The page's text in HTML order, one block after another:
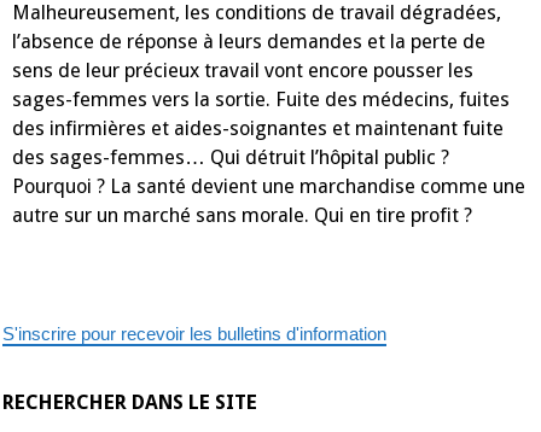
Malheureusement, les conditions de travail dégradées,
l’absence de réponse à leurs demandes et la perte de
sens de leur précieux travail vont encore pousser les
sages-femmes vers la sortie. Fuite des médecins, fuites
des infirmières et aides-soignantes et maintenant fuite
des sages-femmes… Qui détruit l’hôpital public ?
Pourquoi ? La santé devient une marchandise comme une
autre sur un marché sans morale. Qui en tire profit ?
S'inscrire pour recevoir les bulletins d'information
RECHERCHER DANS LE SITE